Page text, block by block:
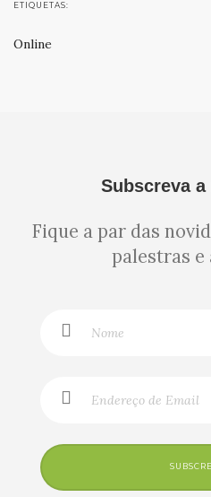
ETIQUETAS:
Online
Subscreva
Fique a par das
palestras e